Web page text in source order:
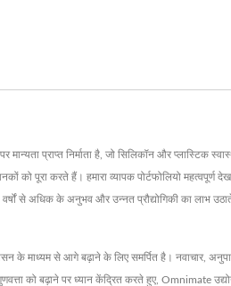
प्राप्त निर्माता है, जो सिलिकॉन और प्लास्टिक
को पूरा करते हैं। हमारा व्यापक पोर्टफोलियो
से अधिक के अनुभव और उन्नत प्रौद्योगिकी का लाभ
माध्यम से आगे बढ़ाने के लिए समर्पित है। नवाचार,
को बढ़ाने पर ध्यान केंद्रित करते हुए, Omnimate